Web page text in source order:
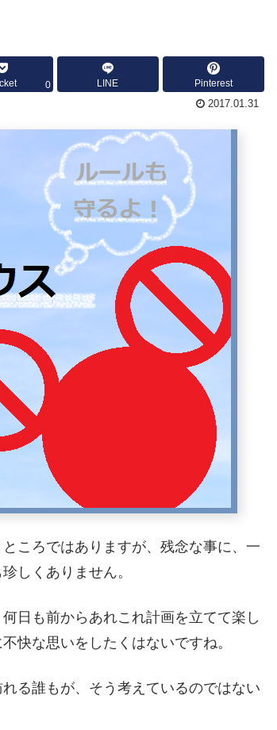
0 LINE
Pinterest
2017.01.31
ころではありますが、残念な事に、一
しくありません。
日も前からあれこれ計画を立てて楽し
快な思いをしたくはないですね。
る誰もが、そう考えているのではない